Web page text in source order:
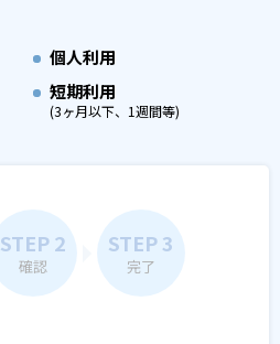
個人利用
短期利用
(3ヶ月以下、1週間等)
STEP 2
確認
STEP 3
完了